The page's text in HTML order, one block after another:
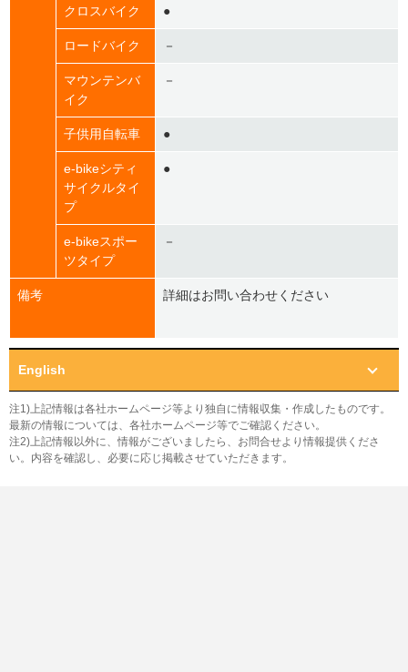
クロスバイク ●
ロードバイク －
マウンテンバ
イク
－
子供用自転車 ●
e-bikeシティ
サイクルタイ
プ
●
e-bikeスポー
ツタイプ
－
備考 詳細はお問い合わせください
English
注1)上記情報は各社ホームページ等より独自に情報収集・作成したものです。
最新の情報については、各社ホームページ等でご確認ください。
注2)上記情報以外に、情報がございましたら、お問合せより情報提供くださ
い。内容を確認し、必要に応じ掲載させていただきます。